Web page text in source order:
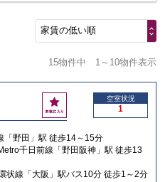
家賃の低い順
15物件中 1～10物件表示
お
気
入
り
空室状況
1
「野田」駅 徒歩14～15分
千日前線「野田阪神」駅 徒歩13
状線「大阪」駅バス10分 徒歩1～2分